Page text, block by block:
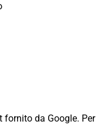
fornito da Google. Per